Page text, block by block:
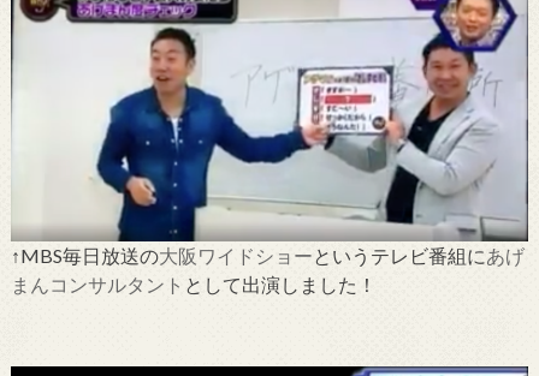
↑MBS毎日放送の大阪ワイドショー というテレビ番組にあげ
まんコンサルタント として出演しました！